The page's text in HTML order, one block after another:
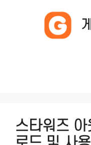
스타워즈